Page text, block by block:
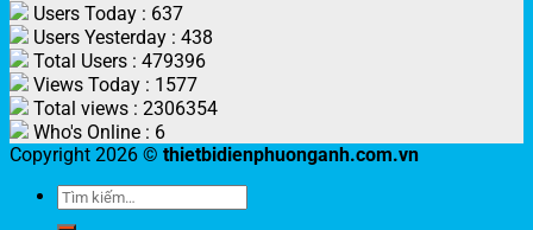
Users Today : 637
Users Yesterday : 438
Total Users : 479396
Views Today : 1577
Total views : 2306354
Who's Online : 6
Copyright 2026 © thietbidienphuonganh.com.vn